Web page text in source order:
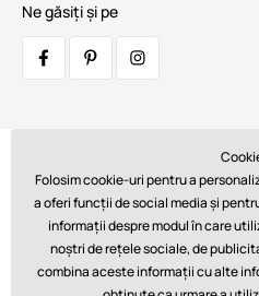
Ne găsiți și pe
Plăți:
Folosim cookie-uri pentru a
a oferi funcții de social media și
informații despre modul în care
noștri de rețele sociale, de
combina aceste informații cu alte